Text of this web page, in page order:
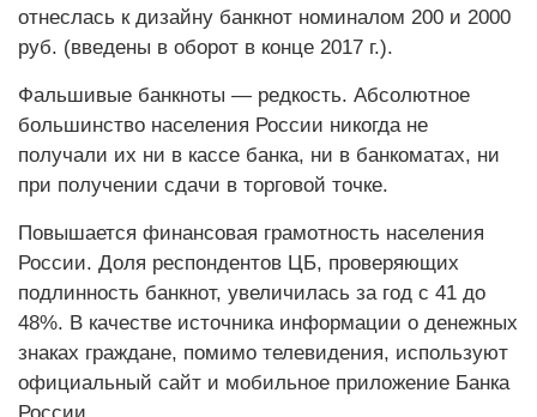
отнеслась к дизайну банкнот номиналом 200 и 2000
руб. (введены в оборот в конце 2017 г.).
Фальшивые банкноты — редкость. Абсолютное
большинство населения России никогда не
получали их ни в кассе банка, ни в банкоматах, ни
при получении сдачи в торговой точке.
Повышается финансовая грамотность населения
России. Доля респондентов ЦБ, проверяющих
подлинность банкнот, увеличилась за год с 41 до
48%. В качестве источника информации о денежных
знаках граждане, помимо телевидения, используют
официальный сайт и мобильное приложение Банка